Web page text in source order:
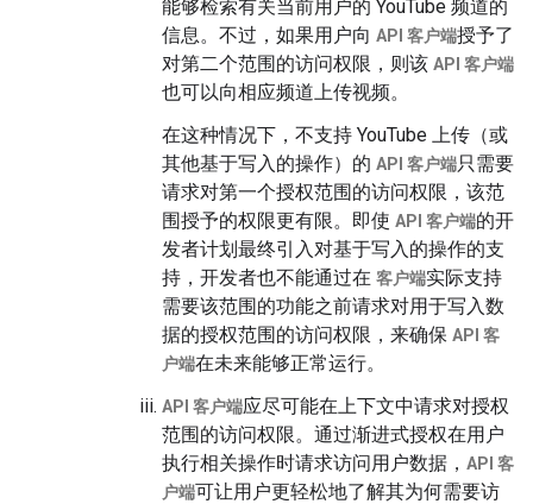
能够检索有关当前用户的 YouTube 频道的
信息。不过，如果用户向 API 客户端授予了
对第二个范围的访问权限，则该 API 客户端
也可以向相应频道上传视频。
在这种情况下，不支持 YouTube 上传（或
其他基于写入的操作）的 API 客户端只需要
请求对第一个授权范围的访问权限，该范
围授予的权限更有限。即使 API 客户端的开
发者计划最终引入对基于写入的操作的支
持，开发者也不能通过在 客户端实际支持
需要该范围的功能之前请求对用于写入数
据的授权范围的访问权限，来确保 API 客
户端在未来能够正常运行。
API 客户端应尽可能在上下文中请求对授权
范围的访问权限。通过渐进式授权在用户
执行相关操作时请求访问用户数据， API 客
户端可让用户更轻松地了解其为何需要访